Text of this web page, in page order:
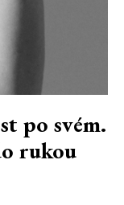
po svém.
rukou